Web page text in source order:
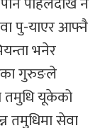
पु-याएर आफ्नै
भनेर
गुरुङले
तमुधि यूकेको
तमुधिमा सेवा